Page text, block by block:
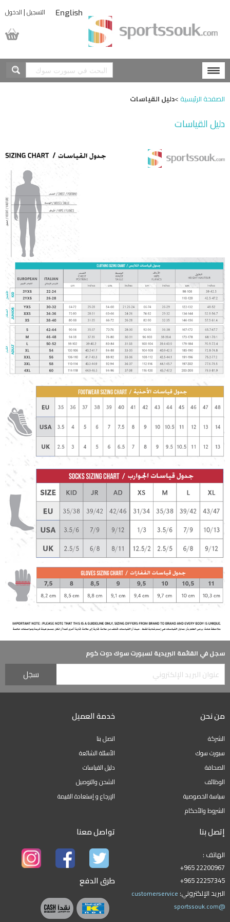
التسجيل|الدخول English
الصفحة الرئيسية >دليل القياسات
دليل القياسات
سجل في القائمة البريدية لسبورت سوك دوت كوم
من نحن
الشركة
سبورت سوك
الصحافة
الوظائف
سياسة الخصوصية
الشروط والأحكام
خدمة العميل
اتصل بنا
الأسئلة الشائعة
دليل القياسات
الشحن والتوصيل
الإرجاع و إستعادة القيمة
إتصل بنا
الهاتف :
+965 22200967
+965 22257345
البريد الإلكتروني: customerservice
@sportssouk.com
تواصل معنا
طرق الدفع